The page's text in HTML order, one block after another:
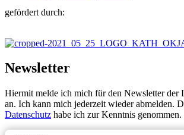
gefördert durch:
Newsletter
Hiermit melde ich mich für den Newsletter
an. Ich kann mich jederzeit wieder abmelden.
Datenschutz habe ich zur Kenntnis genommen.